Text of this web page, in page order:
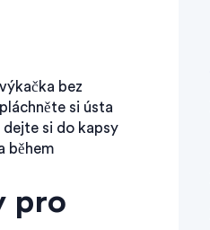
bez
si ústa
si do kapsy
během
pro